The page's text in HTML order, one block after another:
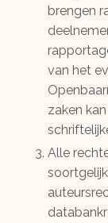
brengen
van het
zaken
Alle